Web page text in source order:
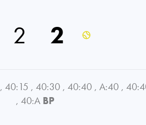
2 2
, 40:15 , 40:30 , 40:40 , A:40 ,
, 40:A BP